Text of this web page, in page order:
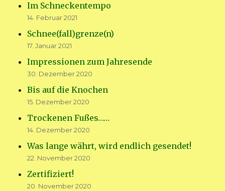
Im Schneckentempo
14. Februar 2021
Schnee(fall)grenze(n)
17. Januar 2021
Impressionen zum Jahresende
30. Dezember 2020
Bis auf die Knochen
15. Dezember 2020
Trockenen Fußes……
14. Dezember 2020
Was lange währt, wird endlich gesendet!
22. November 2020
Zertifiziert!
20. November 2020